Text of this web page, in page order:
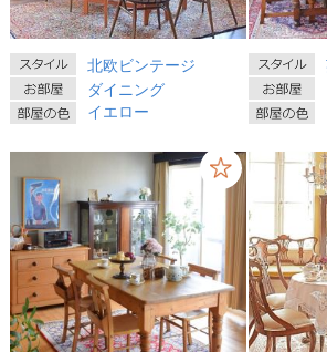
北欧ビンテージ
ダイニング
イエロー